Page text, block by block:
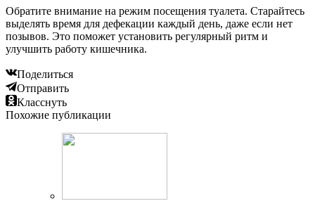
Обратите внимание на режим посещения туалета. Старайтесь
выделять время для дефекации каждый день, даже если нет
позывов. Это поможет установить регулярный ритм и
улучшить работу кишечника.
Поделиться
Отправить
Класснуть
Похожие публикации